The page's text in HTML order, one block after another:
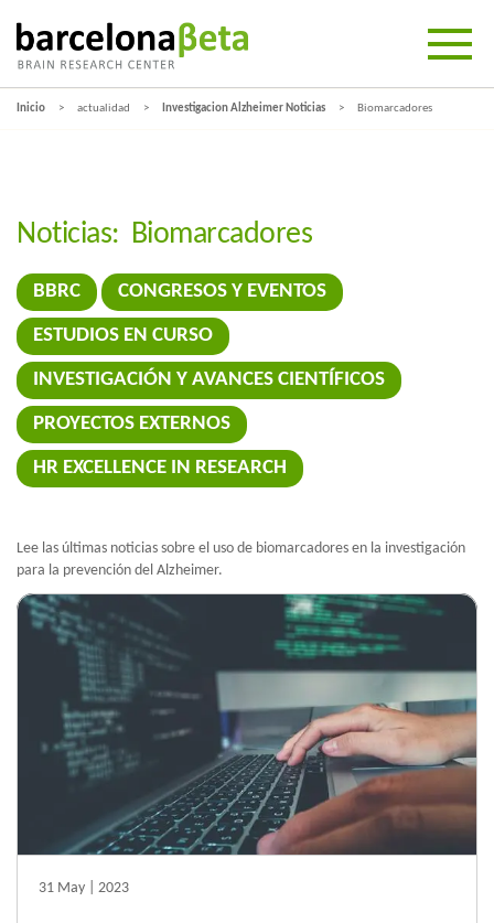
Inicio actualidad Investigacion Alzheimer Noticias Biomarcadores
Noticias: Biomarcadores
BBRC CONGRESOS Y EVENTOS
ESTUDIOS EN CURSO
INVESTIGACIÓN Y AVANCES CIENTÍFICOS
PROYECTOS EXTERNOS
HR EXCELLENCE IN RESEARCH
Lee las últimas noticias sobre el uso de biomarcadores en la investigación
para la prevención del Alzheimer.
31 May | 2023